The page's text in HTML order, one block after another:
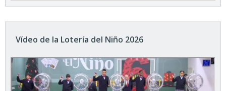
Vídeo de la Lotería del Niño 2026